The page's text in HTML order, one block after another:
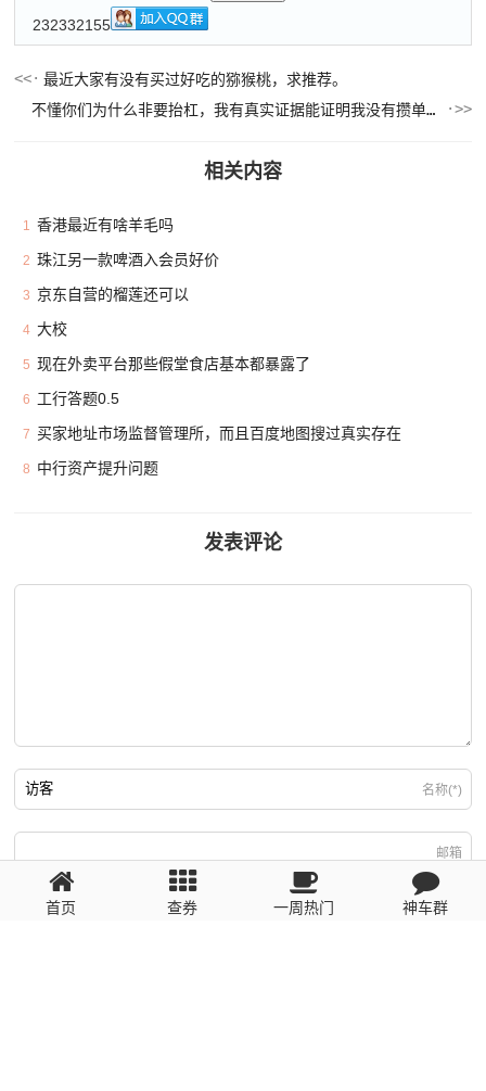
232332155
最近大家有没有买过好吃的猕猴桃，求推荐。
不懂你们为什么非要抬杠，我有真实证据能证明我没有攒单，也没有tx
相关内容
1 香港最近有啥羊毛吗
2 珠江另一款啤酒入会员好价
3 京东自营的榴莲还可以
4 大校
5 现在外卖平台那些假堂食店基本都暴露了
6 工行答题0.5
7 买家地址市场监督管理所，而且百度地图搜过真实存在
8 中行资产提升问题
发表评论
名称(*)
邮箱
回复需填写必要信息
首页 查券 一周热门 神车群